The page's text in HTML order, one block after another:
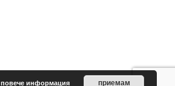
повече информация приемам